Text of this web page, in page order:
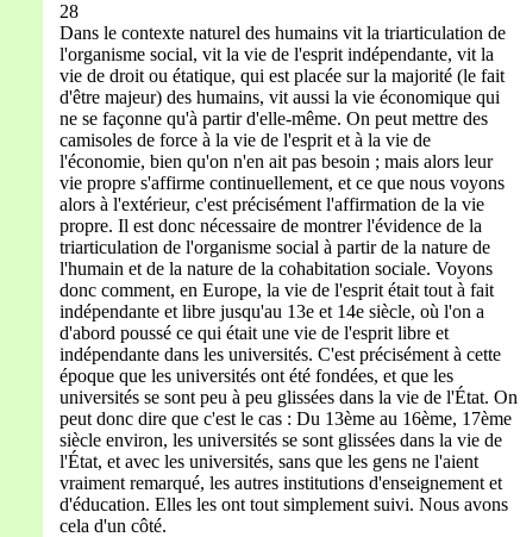
28
Dans le contexte naturel des humains vit la triarticulation de
l'organisme social, vit la vie de l'esprit indépendante, vit la
vie de droit ou étatique, qui est placée sur la majorité (le fait
d'être majeur) des humains, vit aussi la vie économique qui
ne se façonne qu'à partir d'elle-même. On peut mettre des
camisoles de force à la vie de l'esprit et à la vie de
l'économie, bien qu'on n'en ait pas besoin ; mais alors leur
vie propre s'affirme continuellement, et ce que nous voyons
alors à l'extérieur, c'est précisément l'affirmation de la vie
propre. Il est donc nécessaire de montrer l'évidence de la
triarticulation de l'organisme social à partir de la nature de
l'humain et de la nature de la cohabitation sociale. Voyons
donc comment, en Europe, la vie de l'esprit était tout à fait
indépendante et libre jusqu'au 13e et 14e siècle, où l'on a
d'abord poussé ce qui était une vie de l'esprit libre et
indépendante dans les universités. C'est précisément à cette
époque que les universités ont été fondées, et que les
universités se sont peu à peu glissées dans la vie de l'État. On
peut donc dire que c'est le cas : Du 13ème au 16ème, 17ème
siècle environ, les universités se sont glissées dans la vie de
l'État, et avec les universités, sans que les gens ne l'aient
vraiment remarqué, les autres institutions d'enseignement et
d'éducation. Elles les ont tout simplement suivi. Nous avons
cela d'un côté.